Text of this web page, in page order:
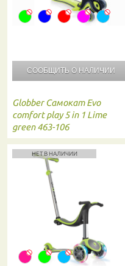
СООБЩИТЬ О НАЛИЧИИ
Globber Самокат Evo
comfort play 5 in 1 Lime
green 463-106
НЕТ В НАЛИЧИИ